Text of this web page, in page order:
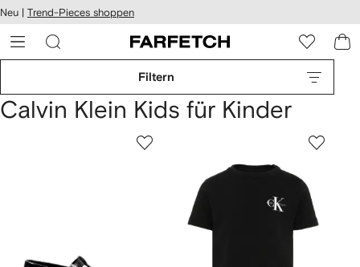
zum
Neu | Trend-Pieces shoppen
Filtern
Calvin Klein Kids für Kinder